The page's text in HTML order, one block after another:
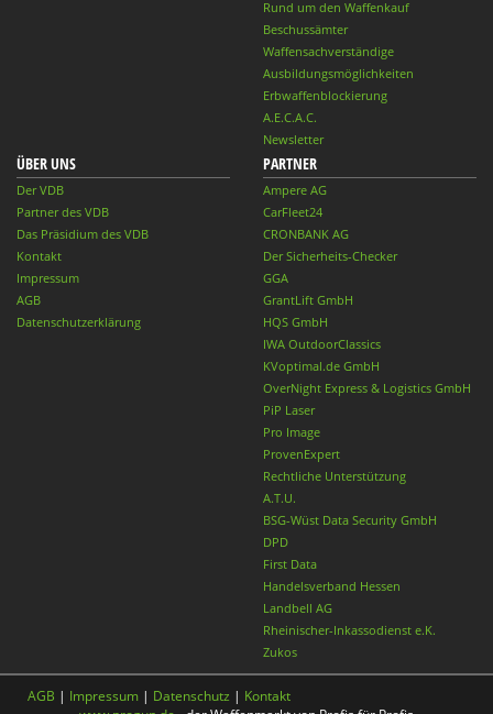
Rund um den Waffenkauf
Beschussämter
Waffensachverständige
Ausbildungsmöglichkeiten
Erbwaffenblockierung
A.E.C.A.C.
Newsletter
ÜBER UNS
Der VDB
Partner des VDB
Das Präsidium des VDB
Kontakt
Impressum
AGB
Datenschutzerklärung
PARTNER
Ampere AG
CarFleet24
CRONBANK AG
Der Sicherheits-Checker
GGA
GrantLift GmbH
HQS GmbH
IWA OutdoorClassics
KVoptimal.de GmbH
OverNight Express & Logistics GmbH
PiP Laser
Pro Image
ProvenExpert
Rechtliche Unterstützung
A.T.U.
BSG-Wüst Data Security GmbH
DPD
First Data
Handelsverband Hessen
Landbell AG
Rheinischer-Inkassodienst e.K.
Zukos
AGB | Impressum | Datenschutz | Kontakt